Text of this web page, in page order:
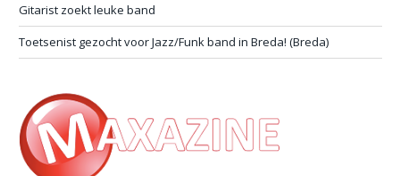
Gitarist zoekt leuke band
Toetsenist gezocht voor Jazz/Funk band in Breda! (Breda)